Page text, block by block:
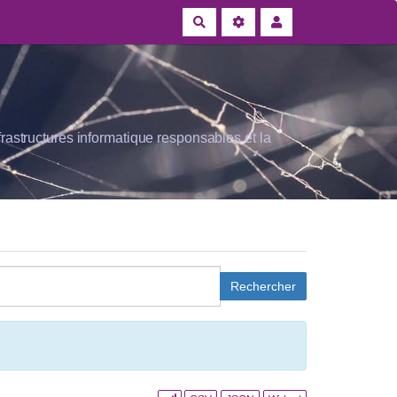
Rechercher
informatique responsables et la